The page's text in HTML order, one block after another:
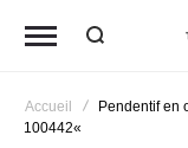
Accueil
Pendentif en
100442«